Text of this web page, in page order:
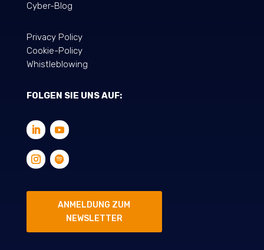
Cyber-Blog
Privacy Policy
Cookie-Policy
Whistleblowing
FOLGEN SIE UNS AUF:
ANMELDUNG ZUM
NEWSLETTER